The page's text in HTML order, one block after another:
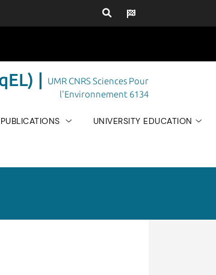
|
UMR CNRS Sciences Pour
l'Environnement 6134
PUBLICATIONS UNIVERSITY EDUCATION